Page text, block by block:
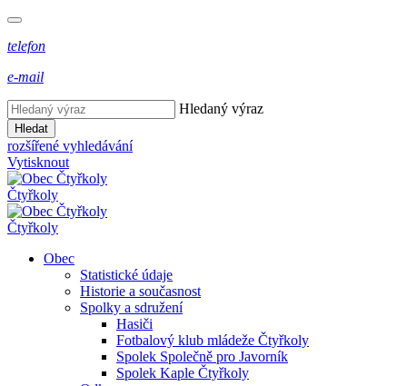
telefon
e-mail
Hledaný výraz
Hledat
rozšířené vyhledávání
Vytisknout
Čtyřkoly
Čtyřkoly
Obec
Statistické údaje
Historie a současnost
Spolky a sdružení
Hasiči
Fotbalový klub mládeže Čtyřkoly
Spolek Společně pro Javorník
Spolek Kaple Čtyřkoly